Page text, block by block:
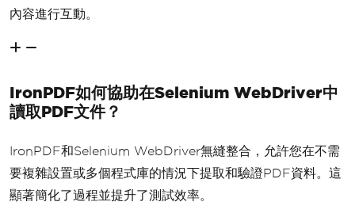
內容進行互動。
IronPDF如何協助在Selenium WebDriver中
讀取PDF文件？
IronPDF和Selenium WebDriver無縫整合，允許您在不需
要複雜設置或多個程式庫的情況下提取和驗證PDF資料。這
顯著簡化了過程並提升了測試效率。